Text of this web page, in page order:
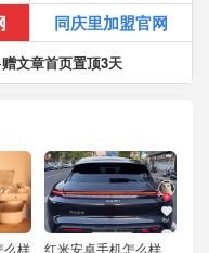
同庆里加盟官网
文章首页置顶3天
么样 红米安卓手机怎么样